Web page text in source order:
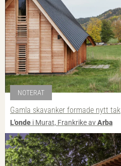
NOTERAT
Gamla skavanker formade nytt tak
L'onde i Murat, Frankrike avArba